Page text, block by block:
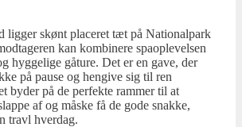
ligger skønt placeret tæt på Nationalpark
kan kombinere spaoplevelsen
hyggelige gåture. Det er en gave, der
på pause og hengive sig til ren
byder på de perfekte rammer til at
af og måske få de gode snakke,
travl hverdag.